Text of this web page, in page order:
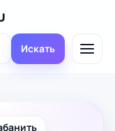
Искать